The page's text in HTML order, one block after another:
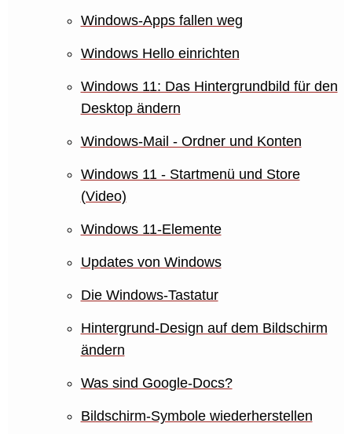
Windows-Apps fallen weg
Windows Hello einrichten
Windows 11: Das Hintergrundbild für den
Desktop ändern
Windows-Mail - Ordner und Konten
Windows 11 - Startmenü und Store
(Video)
Windows 11-Elemente
Updates von Windows
Die Windows-Tastatur
Hintergrund-Design auf dem Bildschirm
ändern
Was sind Google-Docs?
Bildschirm-Symbole wiederherstellen